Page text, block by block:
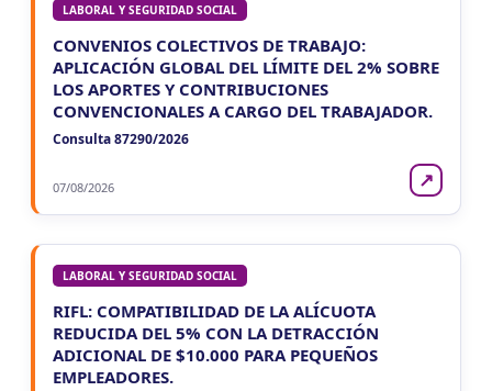
LABORAL Y SEGURIDAD SOCIAL
CONVENIOS COLECTIVOS DE TRABAJO:
APLICACIÓN GLOBAL DEL LÍMITE DEL 2% SOBRE
LOS APORTES Y CONTRIBUCIONES
CONVENCIONALES A CARGO DEL TRABAJADOR.
Consulta 87290/2026
07/08/2026 ↗
LABORAL Y SEGURIDAD SOCIAL
RIFL: COMPATIBILIDAD DE LA ALÍCUOTA
REDUCIDA DEL 5% CON LA DETRACCIÓN
ADICIONAL DE $10.000 PARA PEQUEÑOS
EMPLEADORES.